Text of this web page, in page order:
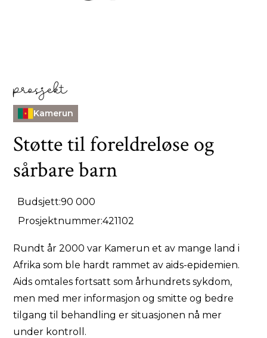
prosjekt
Kamerun
Støtte til foreldreløse og
sårbare barn
Budsjett:90 000
Prosjektnummer:421102
Rundt år 2000 var Kamerun et av mange land i
Afrika som ble hardt rammet av aids-epidemien.
Aids omtales fortsatt som århundrets sykdom,
men med mer informasjon og smitte og bedre
tilgang til behandling er situasjonen nå mer
under kontroll.